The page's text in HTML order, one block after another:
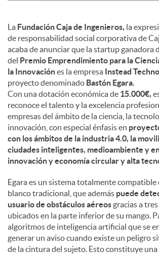
e
n
i
d
o
s
La Fundación Caja de Ingenieros, la
de responsabilidad social corporativa de
acaba de anunciar que la startup ganadora
del Premio Emprendimiento para la
la Innovaciónes la empresa Instead
proyecto denominado Bastón Egara.
Con una dotación económica de 15.000€,
reconoce el talento y la excelencia
empresas del ámbito de la ciencia, la
innovación, con especial énfasis en
con los ámbitos de la industria 4.0, la
ciudades inteligentes, medioambiente y
innovación y economía circular y alta
Egara es un sistema totalmente compatible
blanco tradicional, que además puede
usuario de obstáculos aéreosgracias a
ubicados en la parte inferior de su mango.
algoritmos de inteligencia artificial que se
generar un aviso cuando existe un peligro
de la cintura del sujeto. Esto constituye